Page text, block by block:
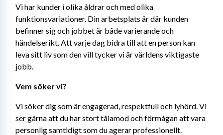
Vi har kunder i olika åldrar och med olika
funktionsvariationer. Din arbetsplats är där kunden
befinner sig och jobbet är både varierande och
händelserikt. Att varje dag bidra till att en person kan
leva sitt liv som den vill tycker vi är världens viktigaste
jobb.
Vem söker vi?
Vi söker dig som är engagerad, respektfull och lyhörd. Vi
ser gärna att du har stort tålamod och förmågan att vara
personlig samtidigt som du agerar professionellt.